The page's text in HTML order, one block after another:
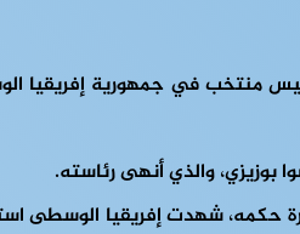
2003. واحتفظ بوزيزي بمنصبه بعد الفوز في الانتخابات الرئاسية في عام